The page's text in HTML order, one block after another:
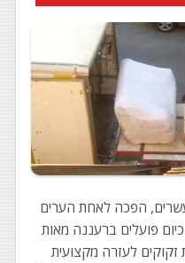
הפכה לאחת הערים
פועלים ברעננה מאות
לעזרה מקצועית